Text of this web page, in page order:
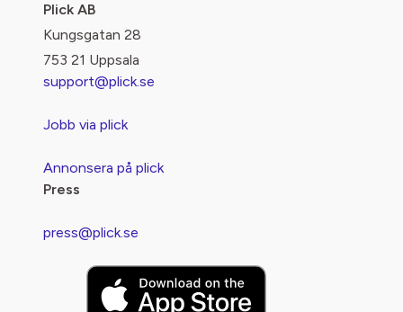
Plick AB
Kungsgatan 28
753 21 Uppsala
support@plick.se
Jobb via plick
Annonsera på plick
Press
press@plick.se